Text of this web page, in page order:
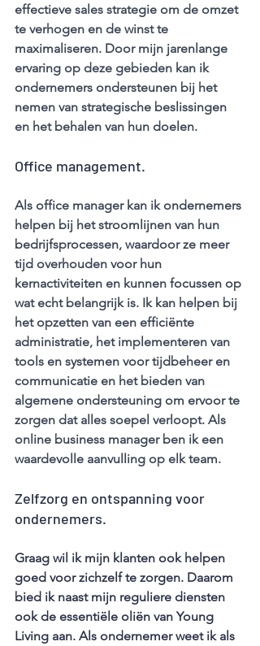
effectieve sales strategie om de omzet
te verhogen en de winst te
maximaliseren. Door mijn jarenlange
ervaring op deze gebieden kan ik
ondernemers ondersteunen bij het
nemen van strategische beslissingen
en het behalen van hun doelen.
Office management.
Als office manager kan ik ondernemers
helpen bij het stroomlijnen van hun
bedrijfsprocessen, waardoor ze meer
tijd overhouden voor hun
kernactiviteiten en kunnen focussen op
wat echt belangrijk is. Ik kan helpen bij
het opzetten van een efficiënte
administratie, het implementeren van
tools en systemen voor tijdbeheer en
communicatie en het bieden van
algemene ondersteuning om ervoor te
zorgen dat alles soepel verloopt. Als
online business manager ben ik een
waardevolle aanvulling op elk team.
Zelfzorg en ontspanning voor
ondernemers.
Graag wil ik mijn klanten ook helpen
goed voor zichzelf te zorgen. Daarom
bied ik naast mijn reguliere diensten
ook de essentiële oliën van Young
Living aan. Als ondernemer weet ik als